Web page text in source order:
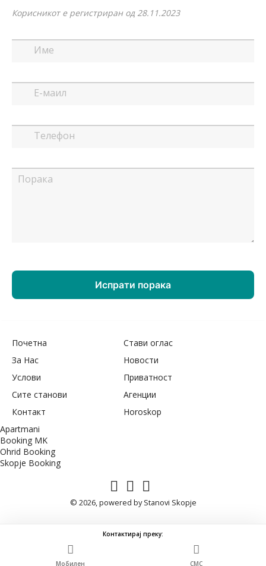
Корисникот е регистриран од 28.11.2023
Контактирај преку:
Мобилен СМС
Почетна
Стави оглас
За Нас
Новости
Услови
Приватност
Сите станови
Агенции
Контакт
Horoskop
Apartmani
Booking MK
Ohrid Booking
Skopje Booking
© 2026, powered byStanovi Skopje